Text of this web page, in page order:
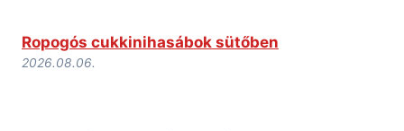
Ropogós cukkinihasábok sütőben
2026.08.06.